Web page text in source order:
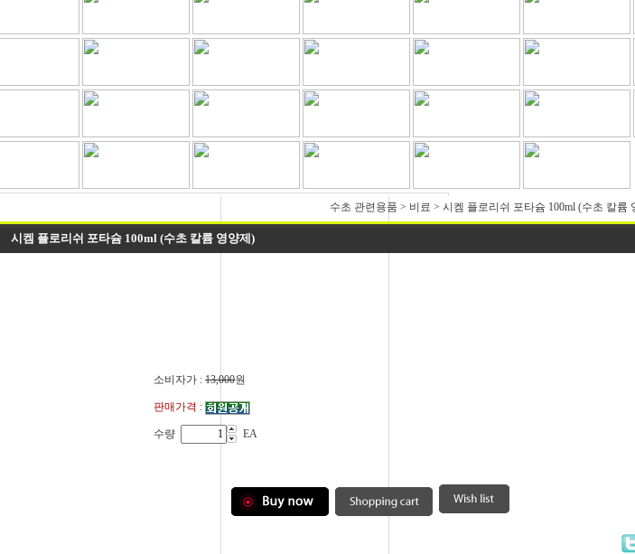
수초 관련용품 > 비료 > 시켐 플로리쉬 포타슘 100ml (수초 칼륨
시켐 플로리쉬 포타슘 100ml (수초 칼륨 영양제)
소비자가 : 13,000원
판매가격 :
수량 EA